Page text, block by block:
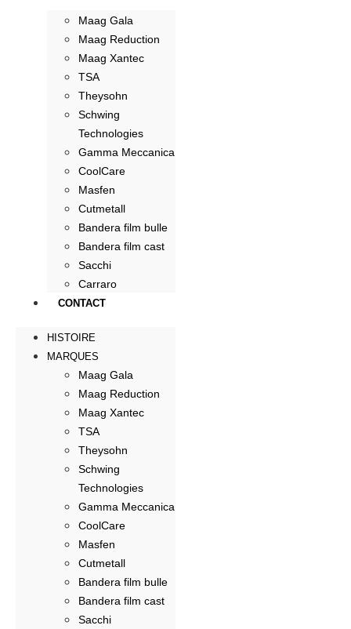
Maag Gala
Maag Reduction
Maag Xantec
TSA
Theysohn
Schwing
Technologies
Gamma Meccanica
CoolCare
Masfen
Cutmetall
Bandera film bulle
Bandera film cast
Sacchi
Carraro
CONTACT
HISTOIRE
MARQUES
Maag Gala
Maag Reduction
Maag Xantec
TSA
Theysohn
Schwing
Technologies
Gamma Meccanica
CoolCare
Masfen
Cutmetall
Bandera film bulle
Bandera film cast
Sacchi